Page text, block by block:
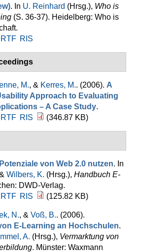
. In U. Reinhard (Hrsg.), Who is
(S. 36-37). Heidelberg: Who is
RTF RIS
M., & Kerres, M.. (2006). A
Approach to Evaluating
– A Case Study.
RTF RIS (346.87 KB)
Potenziale von Web 2.0 nutzen. In
Wilbers, K. (Hrsg.), Handbuch E-
DWD-Verlag.
RTF RIS (125.82 KB)
N., & Voß, B.. (2006).
E-Learning an Hochschulen.
A. (Hrsg.), Vermarktung von
. Münster: Waxmann